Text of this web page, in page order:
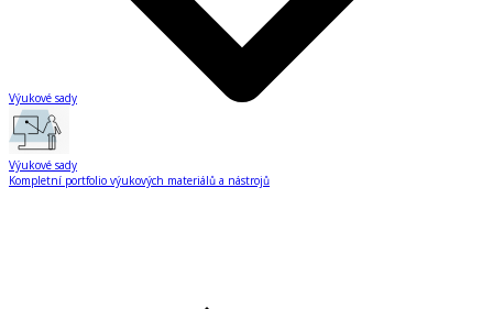
Výukové sady
Výukové sady
Kompletní portfolio výukových materiálů a nástrojů